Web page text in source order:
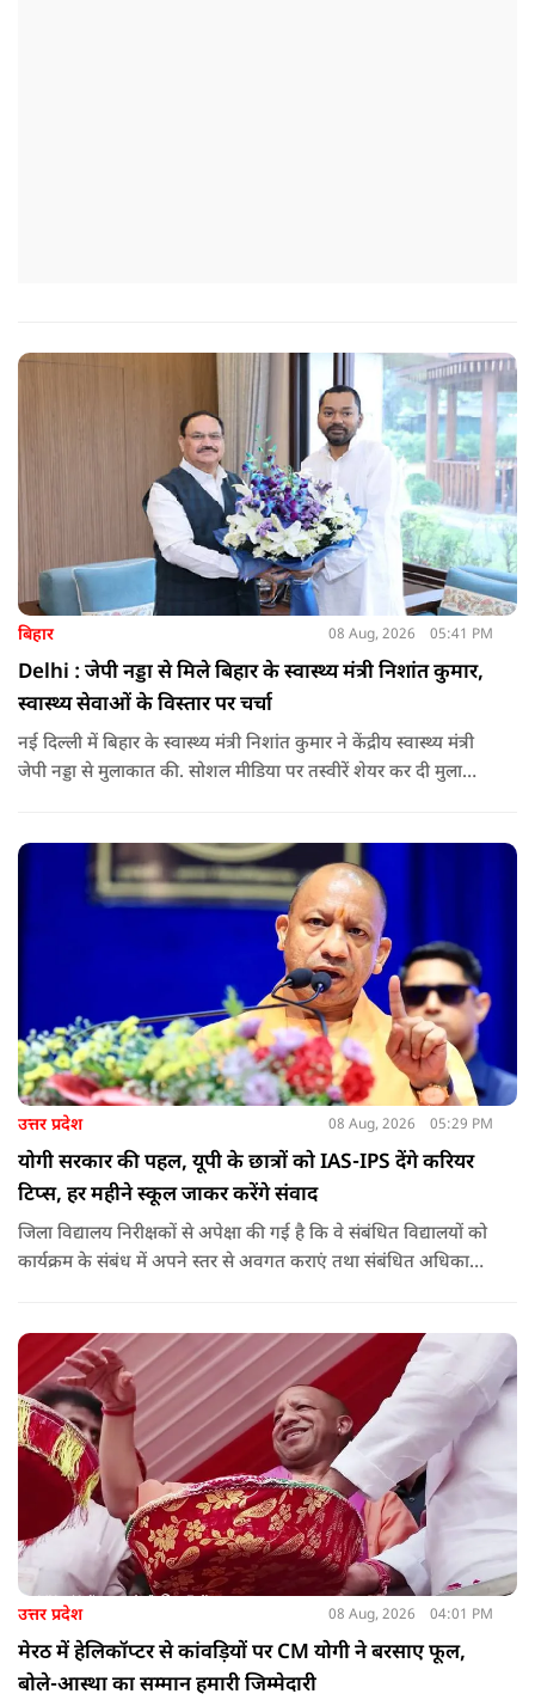
बिहार 08 Aug, 2026 05:41 PM
Delhi : जेपी नड्डा से मिले बिहार के स्वास्थ्य मंत्री निशांत कुमार,
स्वास्थ्य सेवाओं के विस्तार पर चर्चा
नई दिल्ली में बिहार के स्वास्थ्य मंत्री निशांत कुमार ने केंद्रीय स्वास्थ्य मंत्री
जेपी नड्डा से मुलाकात की. सोशल मीडिया पर तस्वीरें शेयर कर दी मुलाकात
उत्तर प्रदेश 08 Aug, 2026 05:29 PM
योगी सरकार की पहल, यूपी के छात्रों को IAS-IPS देंगे करियर
टिप्स, हर महीने स्कूल जाकर करेंगे संवाद
जिला विद्यालय निरीक्षकों से अपेक्षा की गई है कि वे संबंधित विद्यालयों को
कार्यक्रम के संबंध में अपने स्तर से अवगत कराएं तथा संबंधित अधिकारी
मुख्य सचिव, माध्यमिक शिक्षा, पार्थ सारथी सेन शर्मा ने बताया कि मुख्य
सचिव, उत्तर प्रदेश शासन, की ओर से सभी जिलाधिकारियों को जारी
निर्देश में कहा गया है कि प्रत्येक जिले में तैनात आईएएस, आईपीएस, और
आईएफएस के युवा अधिकारी हर माह कम से कम एक इंटरमीडिएट स्तर
के विद्यालय का भ्रमण कर विद्यार्थियों के साथ संवाद स्थापित करें.
उत्तर प्रदेश 08 Aug, 2026 04:01 PM
मेरठ में हेलिकॉप्टर से कांवड़ियों पर CM योगी ने बरसाए फूल,
बोले-आस्था का सम्मान हमारी जिम्मेदारी